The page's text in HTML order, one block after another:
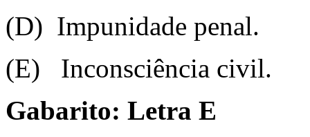
(D) Impunidade penal.
(E) Inconsciência civil.
Gabarito: Letra E